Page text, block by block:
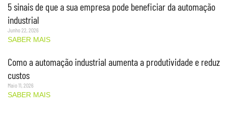
5 sinais de que a sua empresa pode beneficiar da automação
industrial
Junho 22, 2026
SABER MAIS
Como a automação industrial aumenta a produtividade e reduz
custos
Maio 11, 2026
SABER MAIS